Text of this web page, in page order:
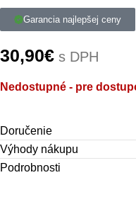
Garancia najlepšej ceny
30,90€ s DPH
Nedostupné - pre
Doručenie
Výhody nákupu
Podrobnosti